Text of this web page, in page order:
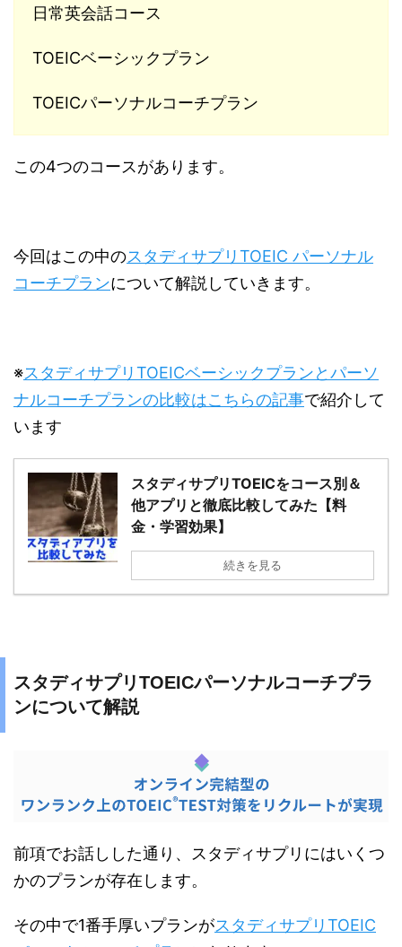
日常英会話コース
TOEICベーシックプラン
TOEICパーソナルコーチプラン
この4つのコースがあります。
今回はこの中のスタディサプリTOEIC パーソナル
コーチプランについて解説していきます。
※スタディサプリTOEICベーシックプランとパーソ
ナルコーチプランの比較はこちらの記事で紹介して
います
スタディサプリTOEICをコース別＆
他アプリと徹底比較してみた【料
金・学習効果】
続きを見る
スタディサプリTOEICパーソナルコーチプラ
ンについて解説
前項でお話しした通り、スタディサプリにはいくつ
かのプランが存在します。
その中で1番手厚いプランがスタディサプリTOEIC